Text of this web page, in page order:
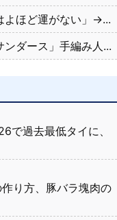
よほど運がない」→...
ダース」手編み人...
で過去最低タイに、
り方、豚バラ塊肉の